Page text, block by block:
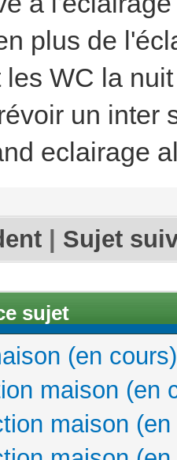
plus de
les WC la
un inter
eclairage
Sujet
sujet
(en cours)
maison (en
maison